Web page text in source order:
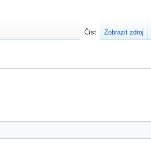
Číst Zobrazit zdroj